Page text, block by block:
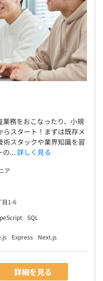
務をおこなったり、小規
スタート！まずは既存メ
術スタックや業界知識を習
の... 詳しく見る
ア
目1-6
SQL
Express Next.js
詳細を見る